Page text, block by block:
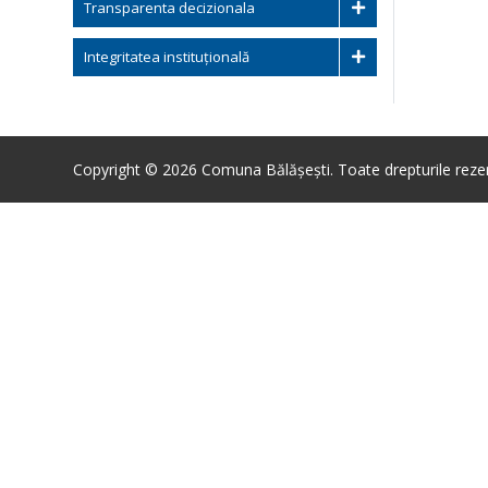
Transparenta decizionala
Integritatea instituțională
Copyright © 2026 Comuna Bălășești. Toate drepturile